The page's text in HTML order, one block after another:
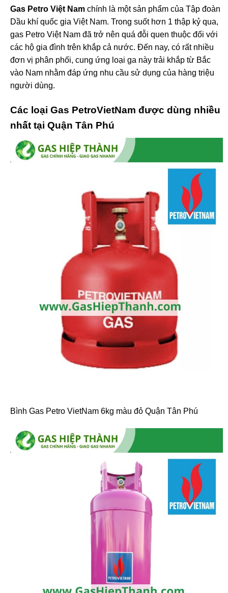
Gas Petro Việt Nam chính là một sản phẩm của Tập đoàn
Dầu khí quốc gia Việt Nam. Trong suốt hơn 1 thập kỷ qua,
gas Petro Việt Nam đã trở nên quá đỗi quen thuộc đối với
các hộ gia đình trên khắp cả nước. Đến nay, có rất nhiều
đơn vị phân phối, cung ứng loại ga này trải khắp từ Bắc
vào Nam nhằm đáp ứng nhu cầu sử dụng của hàng triệu
người dùng.
Các loại Gas PetroVietNam được dùng nhiều
nhất tại Quận Tân Phú
Bình Gas Petro VietNam 6kg màu đỏ Quận Tân Phú